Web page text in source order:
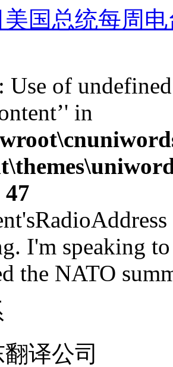
美国总统每周
: Use of
in
47
I'm speaking
the NATO
译公司